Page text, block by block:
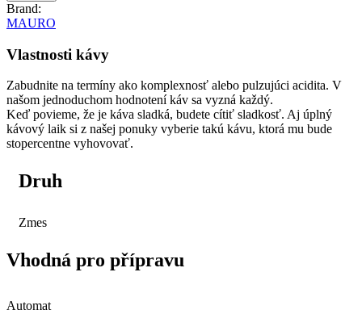
Brand:
MAURO
Vlastnosti kávy
Zabudnite na termíny ako komplexnosť alebo pulzujúci acidita. V
našom jednoduchom hodnotení káv sa vyzná každý.
Keď povieme, že je káva sladká, budete cítiť sladkosť. Aj úplný
kávový laik si z našej ponuky vyberie takú kávu, ktorá mu bude
stopercentne vyhovovať.
Druh
Zmes
Vhodná pro přípravu
Automat